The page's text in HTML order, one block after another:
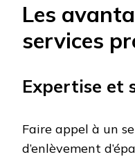
Les
services
Expertise et
Faire appel à un
d’enlèvement